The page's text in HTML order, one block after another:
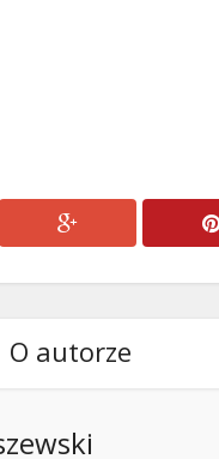
O autorze